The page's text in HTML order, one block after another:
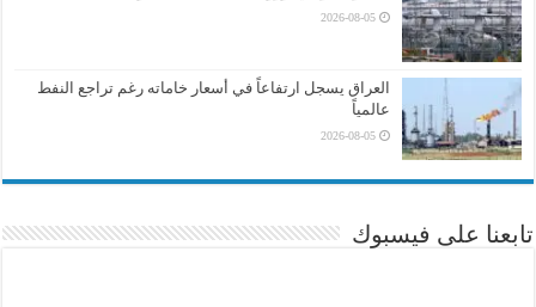
2026-08-05
العراق يسجل ارتفاعاً في أسعار خاماته رغم تراجع النفط
عالمياً
2026-08-05
تابعنا على فيسبوك